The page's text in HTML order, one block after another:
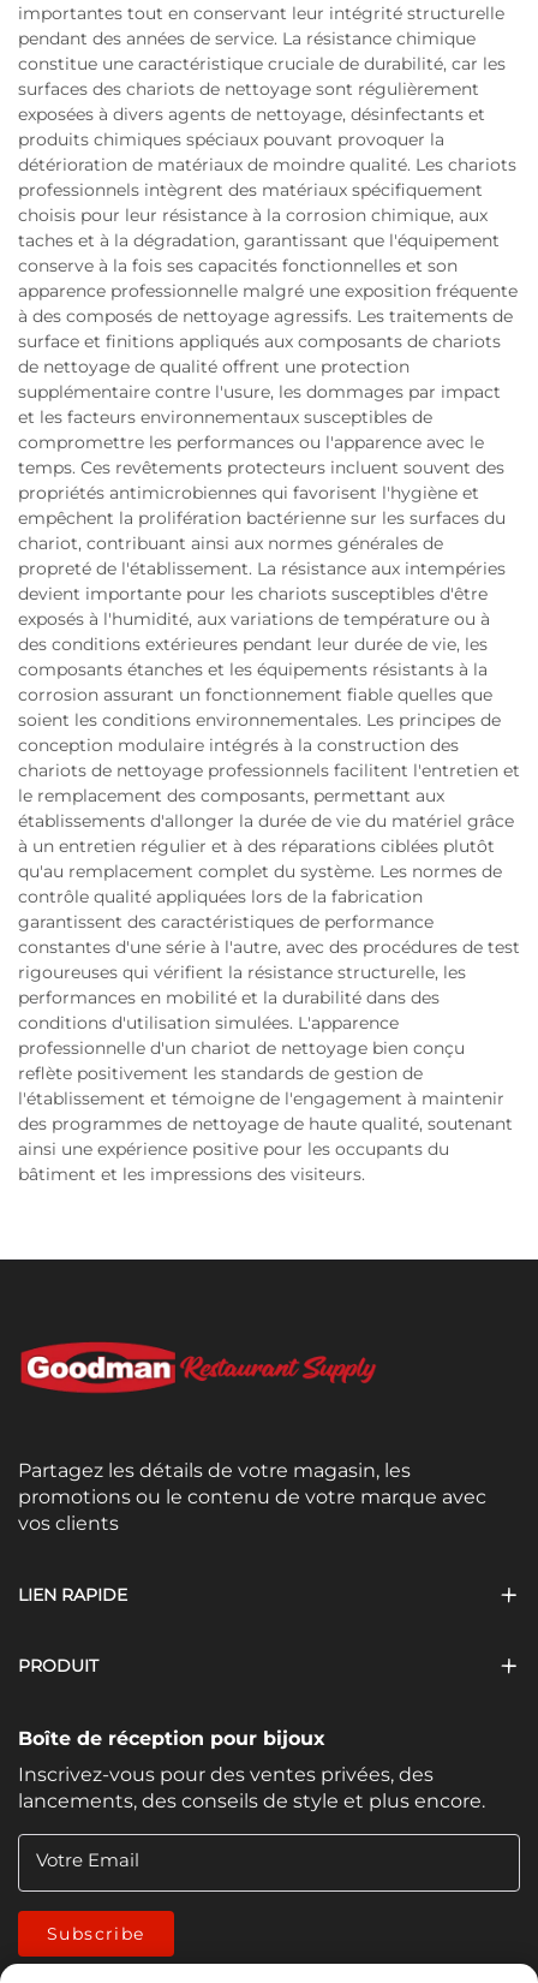
importantes tout en conservant leur intégrité structurelle
pendant des années de service. La résistance chimique
constitue une caractéristique cruciale de durabilité, car les
surfaces des chariots de nettoyage sont régulièrement
exposées à divers agents de nettoyage, désinfectants et
produits chimiques spéciaux pouvant provoquer la
détérioration de matériaux de moindre qualité. Les chariots
professionnels intègrent des matériaux spécifiquement
choisis pour leur résistance à la corrosion chimique, aux
taches et à la dégradation, garantissant que l'équipement
conserve à la fois ses capacités fonctionnelles et son
apparence professionnelle malgré une exposition fréquente
à des composés de nettoyage agressifs. Les traitements de
surface et finitions appliqués aux composants de chariots
de nettoyage de qualité offrent une protection
supplémentaire contre l'usure, les dommages par impact
et les facteurs environnementaux susceptibles de
compromettre les performances ou l'apparence avec le
temps. Ces revêtements protecteurs incluent souvent des
propriétés antimicrobiennes qui favorisent l'hygiène et
empêchent la prolifération bactérienne sur les surfaces du
chariot, contribuant ainsi aux normes générales de
propreté de l'établissement. La résistance aux intempéries
devient importante pour les chariots susceptibles d'être
exposés à l'humidité, aux variations de température ou à
des conditions extérieures pendant leur durée de vie, les
composants étanches et les équipements résistants à la
corrosion assurant un fonctionnement fiable quelles que
soient les conditions environnementales. Les principes de
conception modulaire intégrés à la construction des
chariots de nettoyage professionnels facilitent l'entretien et
le remplacement des composants, permettant aux
établissements d'allonger la durée de vie du matériel grâce
à un entretien régulier et à des réparations ciblées plutôt
qu'au remplacement complet du système. Les normes de
contrôle qualité appliquées lors de la fabrication
garantissent des caractéristiques de performance
constantes d'une série à l'autre, avec des procédures de test
rigoureuses qui vérifient la résistance structurelle, les
performances en mobilité et la durabilité dans des
conditions d'utilisation simulées. L'apparence
professionnelle d'un chariot de nettoyage bien conçu
reflète positivement les standards de gestion de
l'établissement et témoigne de l'engagement à maintenir
des programmes de nettoyage de haute qualité, soutenant
ainsi une expérience positive pour les occupants du
bâtiment et les impressions des visiteurs.
Partagez les détails de votre magasin, les
promotions ou le contenu de votre marque avec
vos clients
LIEN RAPIDE
PRODUIT
Boîte de réception pour bijoux
Inscrivez-vous pour des ventes privées, des
lancements, des conseils de style et plus encore.
Votre Email
Subscribe